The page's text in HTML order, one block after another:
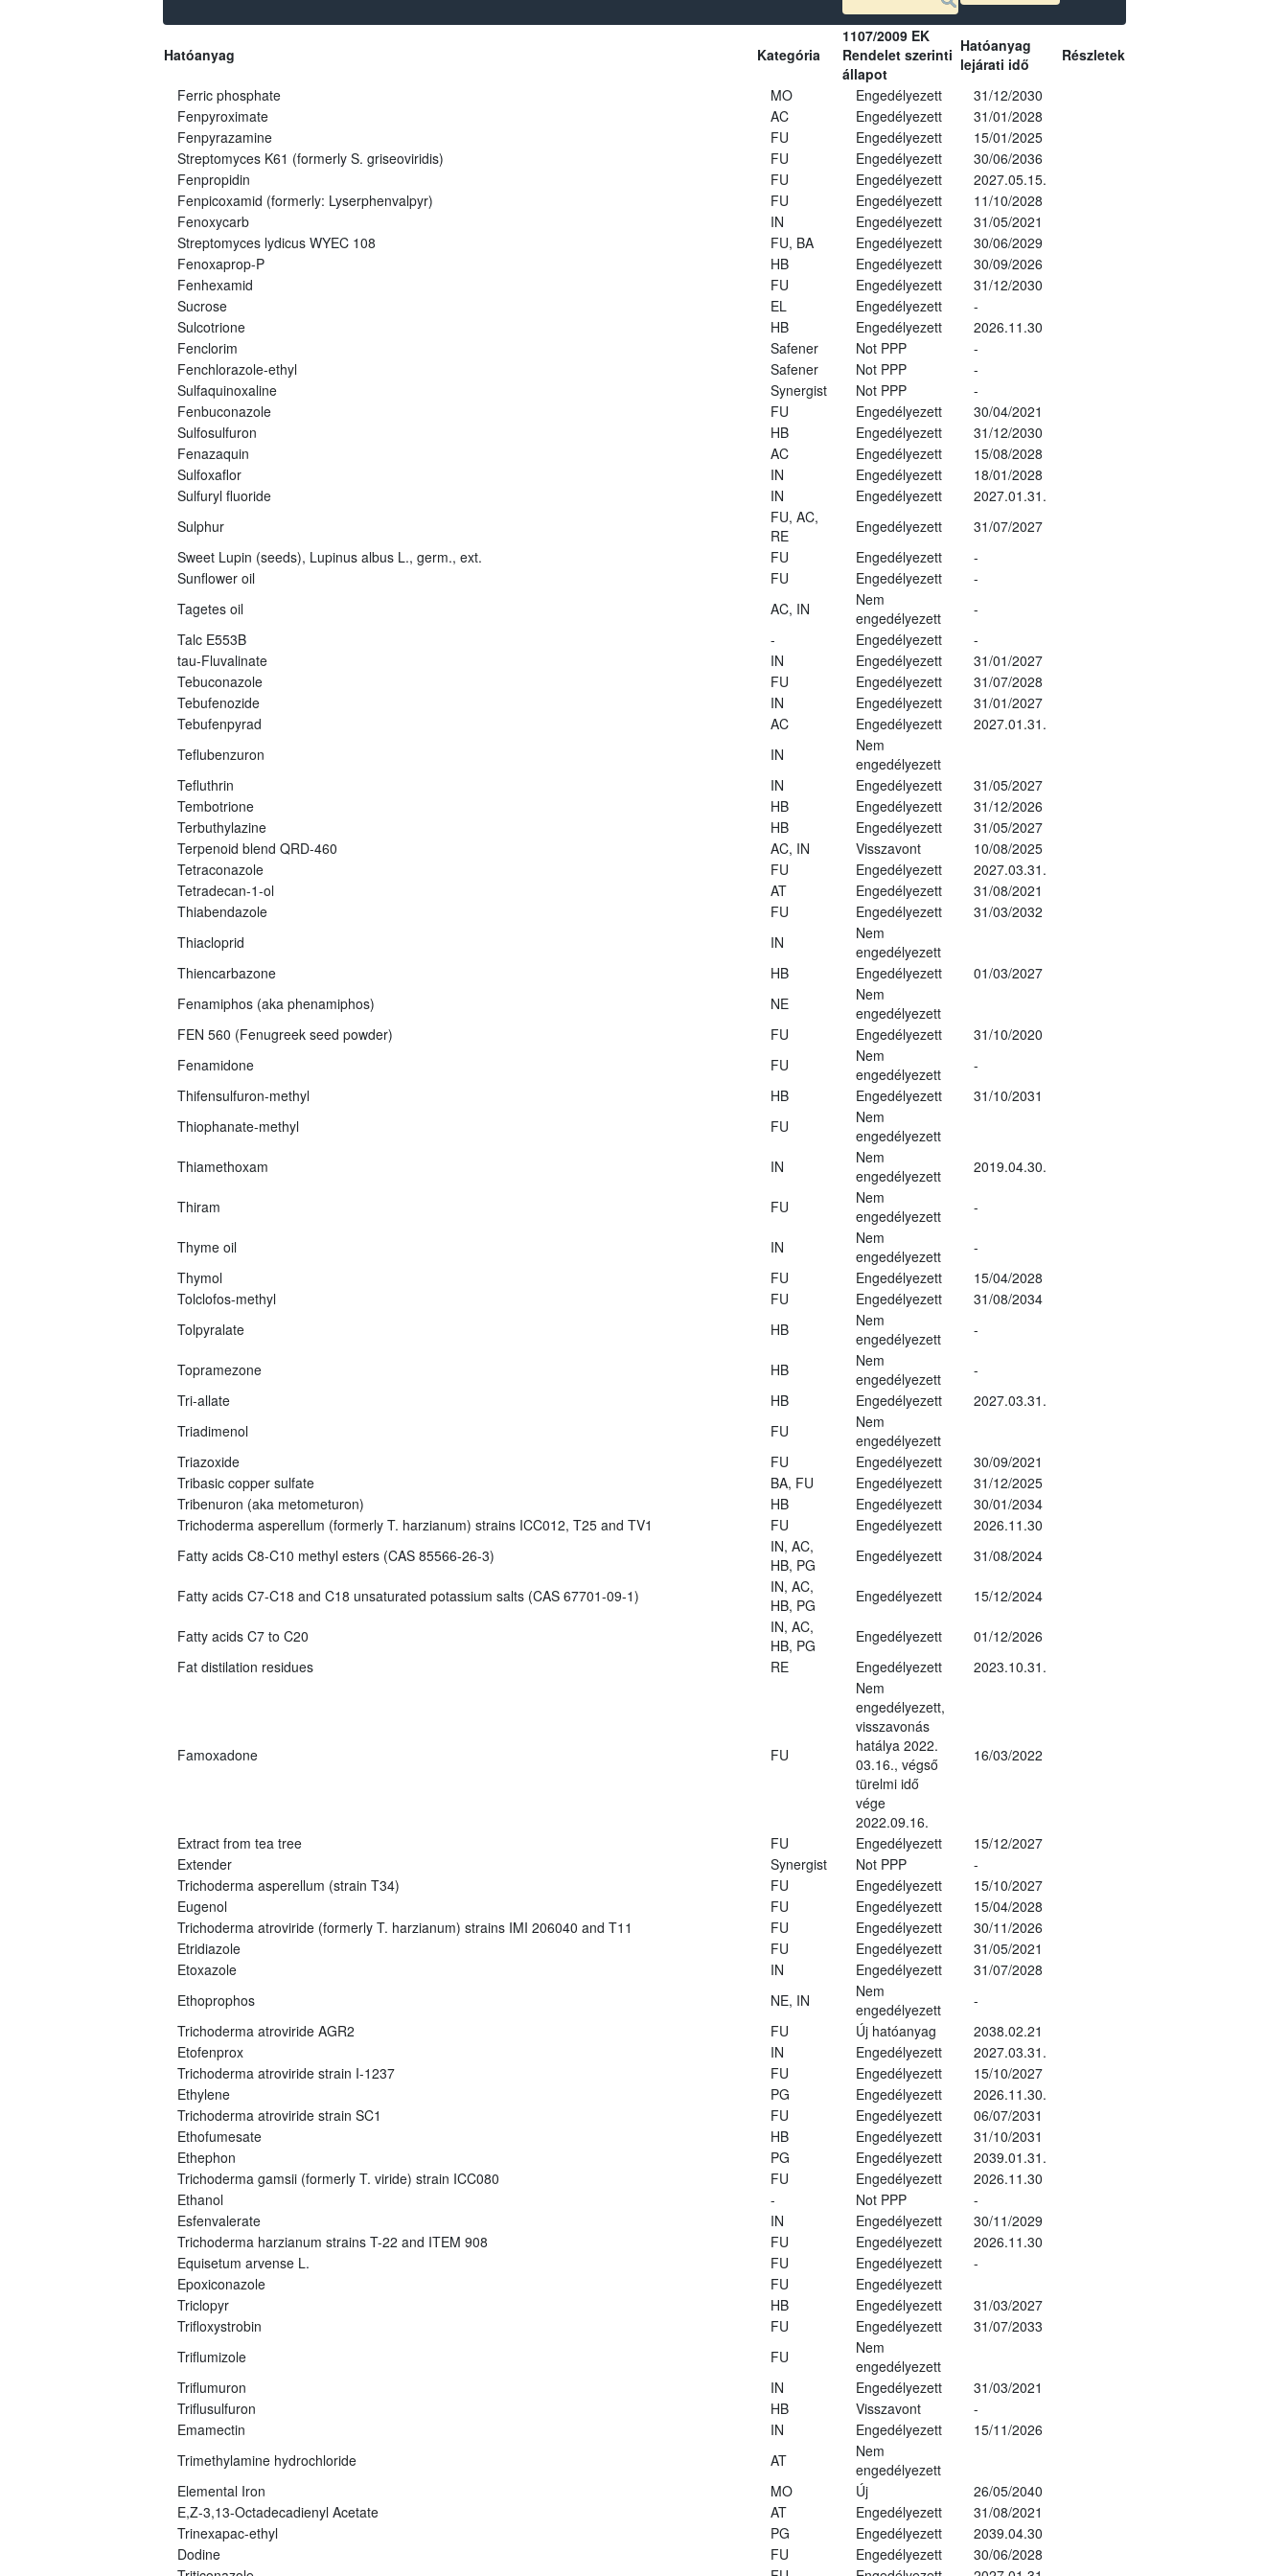
Hatóanyag Kategória
1107/2009 EK
Rendelet szerinti
állapot
Hatóanyag
lejárati idő
Részletek
Ferric phosphate MO Engedélyezett
31/12/2030
Fenpyroximate
AC Engedélyezett
31/01/2028
Fenpyrazamine
FU Engedélyezett
15/01/2025
Streptomyces K61 (formerly S. griseoviridis)
FU Engedélyezett
30/06/2036
Fenpropidin
FU Engedélyezett
2027.05.15.
Fenpicoxamid (formerly: Lyserphenvalpyr)
FU Engedélyezett
11/10/2028
Fenoxycarb
IN Engedélyezett
31/05/2021
Streptomyces lydicus WYEC 108
FU, BA Engedélyezett
30/06/2029
Fenoxaprop-P
HB Engedélyezett
30/09/2026
Fenhexamid
FU Engedélyezett
31/12/2030
Sucrose
EL Engedélyezett
-
Sulcotrione
HB Engedélyezett
2026.11.30
Fenclorim
Safener Not PPP
-
Fenchlorazole-ethyl
Safener Not PPP
-
Sulfaquinoxaline
Synergist Not PPP
-
Fenbuconazole
FU Engedélyezett
30/04/2021
Sulfosulfuron
HB Engedélyezett
31/12/2030
Fenazaquin
AC Engedélyezett
15/08/2028
Sulfoxaflor
IN Engedélyezett
18/01/2028
Sulfuryl fluoride
IN Engedélyezett
2027.01.31.
Sulphur
FU, AC,
RE
Engedélyezett
31/07/2027
Sweet Lupin (seeds), Lupinus albus L., germ., ext.
FU Engedélyezett
-
Sunflower oil
FU Engedélyezett
-
Tagetes oil
AC, IN
Nem
engedélyezett
-
Talc E553B
- Engedélyezett
-
tau-Fluvalinate
IN Engedélyezett
31/01/2027
Tebuconazole
FU Engedélyezett
31/07/2028
Tebufenozide
IN Engedélyezett
31/01/2027
Tebufenpyrad
AC Engedélyezett
2027.01.31.
Teflubenzuron
IN
Nem
engedélyezett
Tefluthrin
IN Engedélyezett
31/05/2027
Tembotrione
HB Engedélyezett
31/12/2026
Terbuthylazine
HB Engedélyezett
31/05/2027
Terpenoid blend QRD-460
AC, IN Visszavont
10/08/2025
Tetraconazole
FU Engedélyezett
2027.03.31.
Tetradecan-1-ol
AT Engedélyezett
31/08/2021
Thiabendazole
FU Engedélyezett
31/03/2032
Thiacloprid
IN
Nem
engedélyezett
Thiencarbazone
HB Engedélyezett
01/03/2027
Fenamiphos (aka phenamiphos)
NE
Nem
engedélyezett
FEN 560 (Fenugreek seed powder)
FU Engedélyezett
31/10/2020
Fenamidone
FU
Nem
engedélyezett
-
Thifensulfuron-methyl
HB Engedélyezett
31/10/2031
Thiophanate-methyl
FU
Nem
engedélyezett
Thiamethoxam
IN
Nem
engedélyezett
2019.04.30.
Thiram FU
Nem
engedélyezett
-
Thyme oil IN
Nem
engedélyezett
-
Thymol
FU Engedélyezett
15/04/2028
Tolclofos-methyl
FU Engedélyezett
31/08/2034
Tolpyralate
HB
Nem
engedélyezett
-
Topramezone HB
Nem
engedélyezett
-
Tri-allate
HB Engedélyezett
2027.03.31.
Triadimenol
FU
Nem
engedélyezett
Triazoxide
FU Engedélyezett
30/09/2021
Tribasic copper sulfate
BA, FU Engedélyezett
31/12/2025
Tribenuron (aka metometuron)
HB Engedélyezett
30/01/2034
Trichoderma asperellum (formerly T. harzianum) strains ICC012, T25 and TV1
FU Engedélyezett
2026.11.30
Fatty acids C8-C10 methyl esters (CAS 85566-26-3)
IN, AC,
HB, PG
Engedélyezett 31/08/2024
Fatty acids C7-C18 and C18 unsaturated potassium salts (CAS 67701-09-1)
IN, AC,
HB, PG
Engedélyezett 15/12/2024
Fatty acids C7 to C20
IN, AC,
HB, PG
Engedélyezett
01/12/2026
Fat distilation residues
RE Engedélyezett 2023.10.31.
Famoxadone FU
Nem
engedélyezett,
visszavonás
hatálya 2022.
03.16., végső
türelmi idő
vége
2022.09.16.
16/03/2022
Extract from tea tree FU Engedélyezett
15/12/2027
Extender
Synergist Not PPP
-
Trichoderma asperellum (strain T34)
FU Engedélyezett
15/10/2027
Eugenol
FU Engedélyezett
15/04/2028
Trichoderma atroviride (formerly T. harzianum) strains IMI 206040 and T11
FU Engedélyezett
30/11/2026
Etridiazole
FU Engedélyezett
31/05/2021
Etoxazole
IN Engedélyezett
31/07/2028
Ethoprophos
NE, IN
Nem
engedélyezett
-
Trichoderma atroviride AGR2
FU Új hatóanyag
2038.02.21
Etofenprox
IN Engedélyezett
2027.03.31.
Trichoderma atroviride strain I-1237
FU Engedélyezett
15/10/2027
Ethylene
PG Engedélyezett
2026.11.30.
Trichoderma atroviride strain SC1
FU Engedélyezett
06/07/2031
Ethofumesate
HB Engedélyezett
31/10/2031
Ethephon
PG Engedélyezett
2039.01.31.
Trichoderma gamsii (formerly T. viride) strain ICC080
FU Engedélyezett
2026.11.30
Ethanol
- Not PPP
-
Esfenvalerate
IN Engedélyezett
30/11/2029
Trichoderma harzianum strains T-22 and ITEM 908
FU Engedélyezett
2026.11.30
Equisetum arvense L.
FU Engedélyezett
-
Epoxiconazole
FU
Engedélyezett
Triclopyr
HB Engedélyezett
31/03/2027
Trifloxystrobin
FU Engedélyezett
31/07/2033
Triflumizole
FU
Nem
engedélyezett
Triflumuron
IN Engedélyezett
31/03/2021
Triflusulfuron
HB Visszavont
-
Emamectin
IN Engedélyezett
15/11/2026
Trimethylamine hydrochloride
AT
Nem
engedélyezett
Elemental Iron
MO Új
26/05/2040
E,Z-3,13-Octadecadienyl Acetate
AT Engedélyezett
31/08/2021
Trinexapac-ethyl
PG Engedélyezett
2039.04.30
Dodine
FU Engedélyezett
30/06/2028